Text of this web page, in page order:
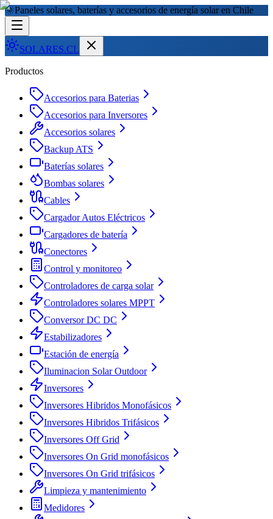
🌞Paneles solares, baterías y accesorios de energía solar en Chile
SOLARES.CL
Productos
Accesorios para Baterias
Accesorios para Inversores
Accesorios solares
Backup ATS
Baterías solares
Bombas solares
Cables
Cargador Autos Eléctricos
Cargadores de batería
Conectores
Control y monitoreo
Controladores de carga solar
Controladores solares MPPT
Conversor DC DC
Estabilizadores
Estación de energía
Iluminacion Solar Outdoor
Inversores
Inversores Hibridos Monofásicos
Inversores Hibridos Trifásicos
Inversores Off Grid
Inversores On Grid monofásicos
Inversores On Grid trifásicos
Limpieza y mantenimiento
Medidores